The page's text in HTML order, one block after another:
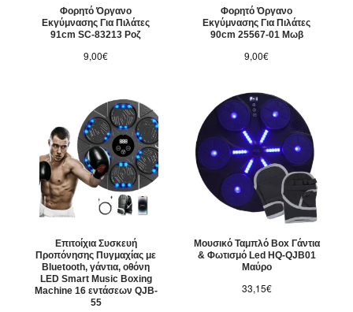
Φορητό Όργανο
Εκγύμνασης Για Πιλάτες
91cm SC-83213 Ροζ
9,00€
Φορητό Όργανο
Εκγύμνασης Για Πιλάτες
90cm 25567-01 Μωβ
9,00€
Επιτοίχια Συσκευή
Προπόνησης Πυγμαχίας με
Bluetooth, γάντια, οθόνη
LED Smart Music Boxing
Machine 16 εντάσεων QJB-
55
Μουσικό Ταμπλό Box Γάντια
& Φωτισμό Led HQ-QJB01
Μαύρο
33,15€